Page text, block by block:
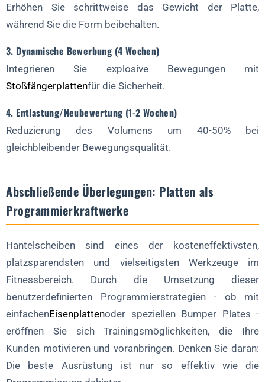
Erhöhen Sie schrittweise das Gewicht der Platte,
während Sie die Form beibehalten.
3. Dynamische Bewerbung (4 Wochen)
Integrieren Sie explosive Bewegungen mit
Stoßfängerplattenfür die Sicherheit.
4. Entlastung/Neubewertung (1-2 Wochen)
Reduzierung des Volumens um 40-50% bei
gleichbleibender Bewegungsqualität.
Abschließende Überlegungen: Platten als
Programmierkraftwerke
Hantelscheiben sind eines der kosteneffektivsten,
platzsparendsten und vielseitigsten Werkzeuge im
Fitnessbereich. Durch die Umsetzung dieser
benutzerdefinierten Programmierstrategien - ob mit
einfachenEisenplattenoder speziellen Bumper Plates -
eröffnen Sie sich Trainingsmöglichkeiten, die Ihre
Kunden motivieren und voranbringen. Denken Sie daran:
Die beste Ausrüstung ist nur so effektiv wie die